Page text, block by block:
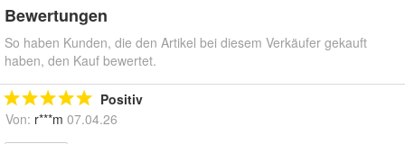
Bewertungen
So haben Kunden, die den Artikel bei diesem Verkäufer gekauft
haben, den Kauf bewertet.
Positiv
Von: r***m 07.04.26